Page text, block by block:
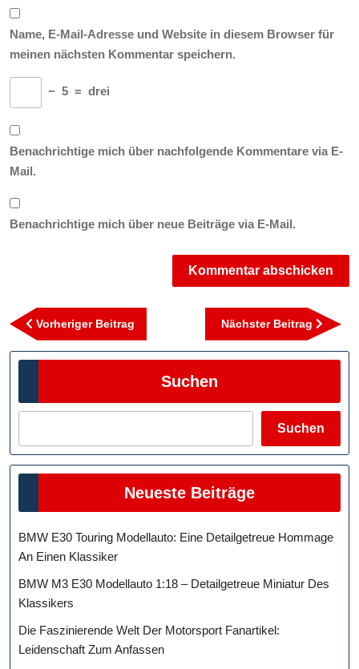
Name, E-Mail-Adresse und Website in diesem Browser für
meinen nächsten Kommentar speichern.
− 5 = drei
Benachrichtige mich über nachfolgende Kommentare via E-
Mail.
Benachrichtige mich über neue Beiträge via E-Mail.
Beitragsnavigation
Vorheriger Beitrag
Beitrag
Nächster Beitrag
Suchen
Suchen
Neueste Beiträge
BMW E30 Touring Modellauto: Eine Detailgetreue Hommage
An Einen Klassiker
BMW M3 E30 Modellauto 1:18 – Detailgetreue Miniatur Des
Klassikers
Die Faszinierende Welt Der Motorsport Fanartikel:
Leidenschaft Zum Anfassen